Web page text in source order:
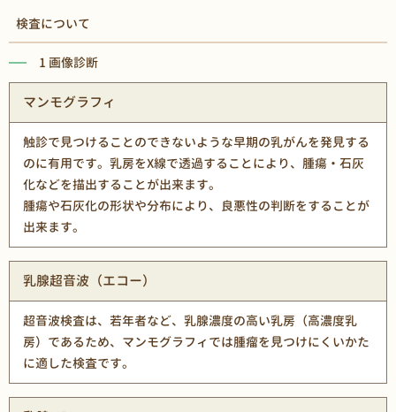
検査について
1 画像診断
マンモグラフィ
触診で見つけることのできないような早期の乳がんを発見する
のに有用です。乳房をX線で透過することにより、腫瘍・石灰
化などを描出することが出来ます。
腫瘍や石灰化の形状や分布により、良悪性の判断をすることが
出来ます。
乳腺超音波（エコー）
超音波検査は、若年者など、乳腺濃度の高い乳房（高濃度乳
房）であるため、マンモグラフィでは腫瘤を見つけにくいかた
に適した検査です。